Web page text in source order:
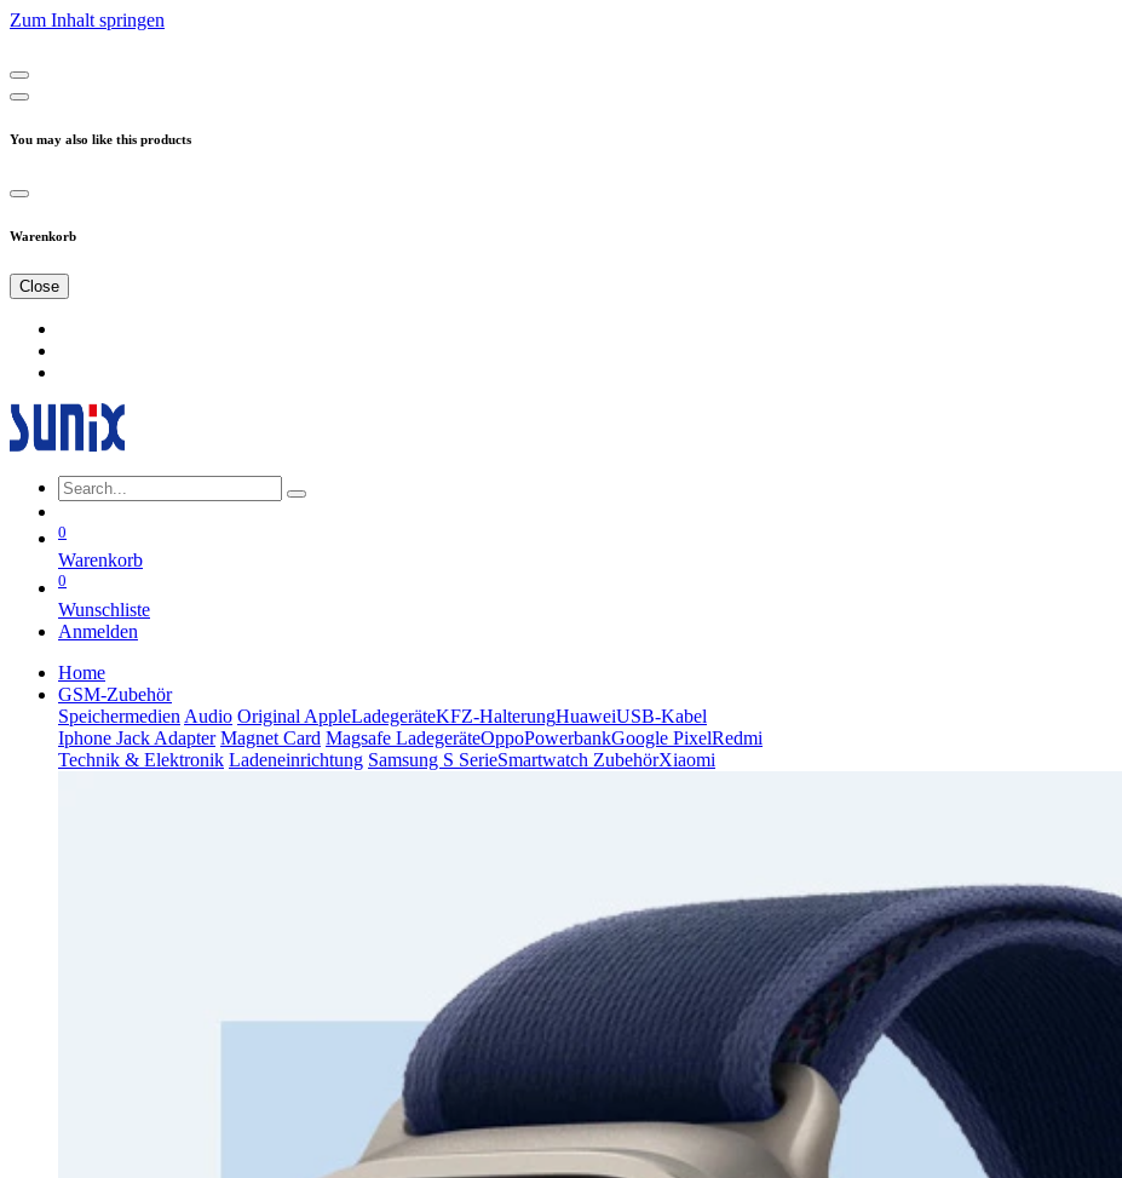
Zum Inhalt springen
You may also like this products
Warenkorb
Close
0
Warenkorb
0
Wunschliste
Anmelden
Home
GSM-Zubehör
Speichermedien Audio Original AppleLadegeräteKFZ-HalterungHuaweiUSB-Kabel
Iphone Jack Adapter Magnet Card Magsafe LadegeräteOppoPowerbankGoogle PixelRedmi
Technik & Elektronik Ladeneinrichtung Samsung S SerieSmartwatch ZubehörXiaomi